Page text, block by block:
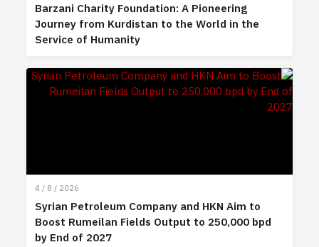
Barzani Charity Foundation: A Pioneering
Journey from Kurdistan to the World in the
Service of Humanity
4 / 8 / 2026
Syrian Petroleum Company and HKN Aim to
Boost Rumeilan Fields Output to 250,000 bpd
by End of 2027